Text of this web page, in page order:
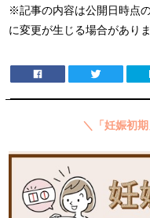
※記事の内容は公開日時点
に変更が生じる場合がありま
＼「妊娠初